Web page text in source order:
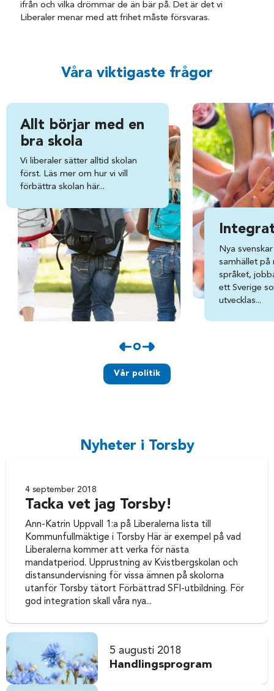
ifrån och vilka drömmar de än bär på. Det är det vi
Liberaler menar med att frihet måste försvaras.
Våra viktigaste frågor
Allt börjar med en
bra skola
Vi liberaler sätter alltid skolan
först. Läs mer om hur vi vill
förbättra skolan här...
Nya
samhället på
språket,
ett Sverige
utvecklas...
Vår politik
Nyheter i Torsby
4 september 2018
Tacka vet jag Torsby!
Ann-Katrin Uppvall 1:a på Liberalerna lista till
Kommunfullmäktige i Torsby Här är exempel på vad
Liberalerna kommer att verka för nästa
mandatperiod. Upprustning av Kvistbergskolan och
distansundervisning för vissa ämnen på skolorna
utanför Torsby tätort Förbättrad SFI-utbildning. För
god integration skall våra nya...
5 augusti 2018
Handlingsprogram